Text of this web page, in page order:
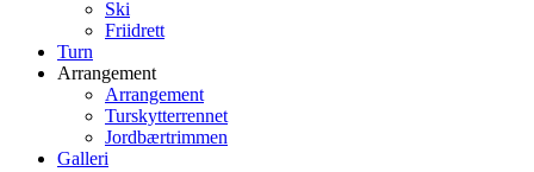
Ski
Friidrett
Turn
Arrangement
Arrangement
Turskytterrennet
Jordbærtrimmen
Galleri